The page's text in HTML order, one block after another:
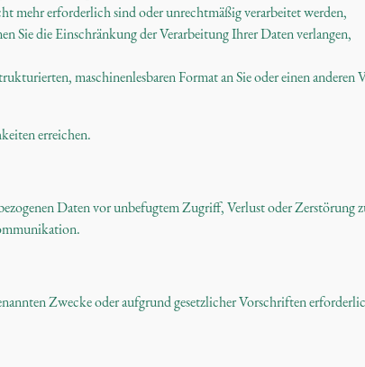
mehr erforderlich sind oder unrechtmäßig verarbeitet werden,
Sie die Einschränkung der Verarbeitung Ihrer Daten verlangen,
maschinenlesbaren Format an Sie oder einen
erreichen.
Daten vor unbefugtem Zugriff, Verlust oder Zerstörung
Zwecke oder aufgrund gesetzlicher Vorschriften